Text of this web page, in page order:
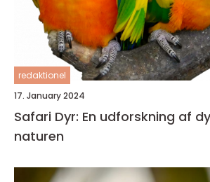
redaktionel
17. January 2024
Safari Dyr: En udforskning af
naturen